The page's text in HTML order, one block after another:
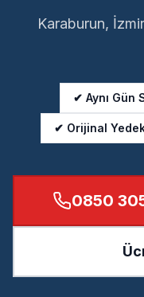
Karaburun,
✔ Aynı Gün
✔ Orijinal
0850